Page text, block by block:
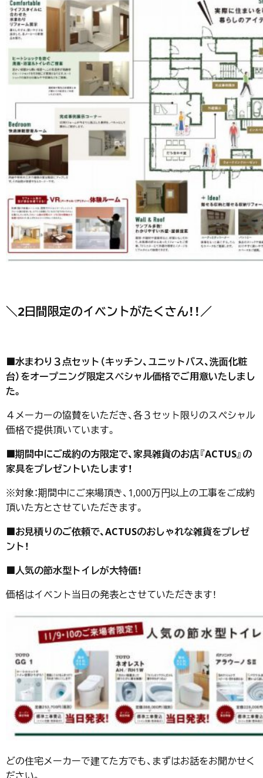
＼2日間限定のイベントがたくさん！！／
■水まわり３点セット（キッチン、ユニットバス、洗面化粧
台）をオープニング限定スペシャル価格でご用意いたしまし
た。
４メーカーの協賛をいただき、各３セット限りのスペシャル
価格で提供頂いています。
■期間中にご成約の方限定で、家具雑貨のお店『ACTUS』の
家具をプレゼントいたします！
※対象：期間中にご来場頂き、1,000万円以上の工事をご成約
頂いた方とさせていただきます。
■お見積りのご依頼で、ACTUSのおしゃれな雑貨をプレゼ
ント！
■人気の節水型トイレが大特価！
価格はイベント当日の発表とさせていただきます！
どの住宅メーカーで建てた方でも、まずはお話をお聞かせく